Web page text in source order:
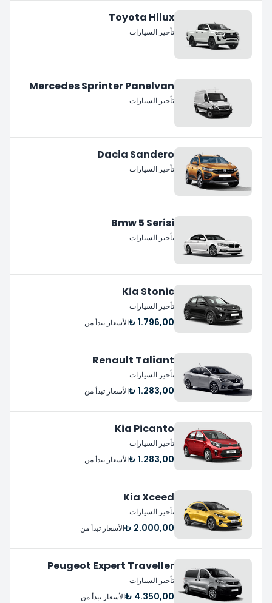
Toyota Hilux
تأجير السيارات
Mercedes Sprinter Panelvan
تأجير السيارات
Dacia Sandero
تأجير السيارات
Bmw 5 Serisi
تأجير السيارات
Kia Stonic
تأجير السيارات
1.796,00 ₺ الأسعار تبدأ من
Renault Taliant
تأجير السيارات
1.283,00 ₺ الأسعار تبدأ من
Kia Picanto
تأجير السيارات
1.283,00 ₺ الأسعار تبدأ من
Kia Xceed
تأجير السيارات
2.000,00 ₺ الأسعار تبدأ من
Peugeot Expert Traveller
تأجير السيارات
4.350,00 ₺ الأسعار تبدأ من